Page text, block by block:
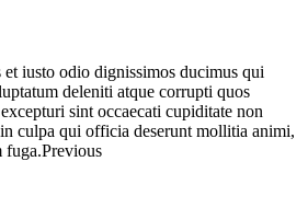
et iusto odio dignissimos ducimus qui
deleniti atque corrupti quos
sint occaecati cupiditate non
culpa qui officia deserunt mollitia animi,
fuga.Previous